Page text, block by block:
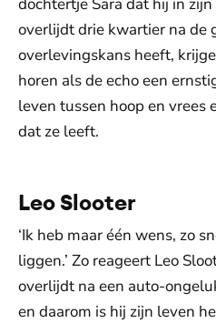
overlijdt drie kwartier na de
overlevingskans heeft,
horen als de echo een
leven tussen hoop en vrees
dat ze leeft.
Leo Slooter
‘Ik heb maar één wens, zo
liggen.’ Zo reageert Leo
overlijdt na een auto-
en daarom is hij zijn leven